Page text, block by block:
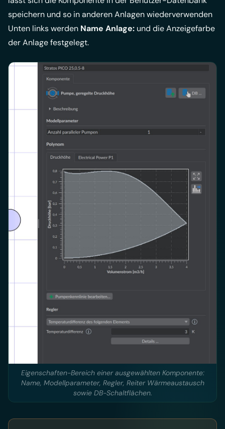
speichern und so in anderen Anlagen wiederverwenden
Unten links werden Name Anlage: und die Anzeigefarbe
der Anlage festgelegt.
Eigenschaften-Bereich einer ausgewählten Komponente:
Name, Modellparameter, Regler, Reiter Wärmeaustausch
sowie DB-Schaltflächen.